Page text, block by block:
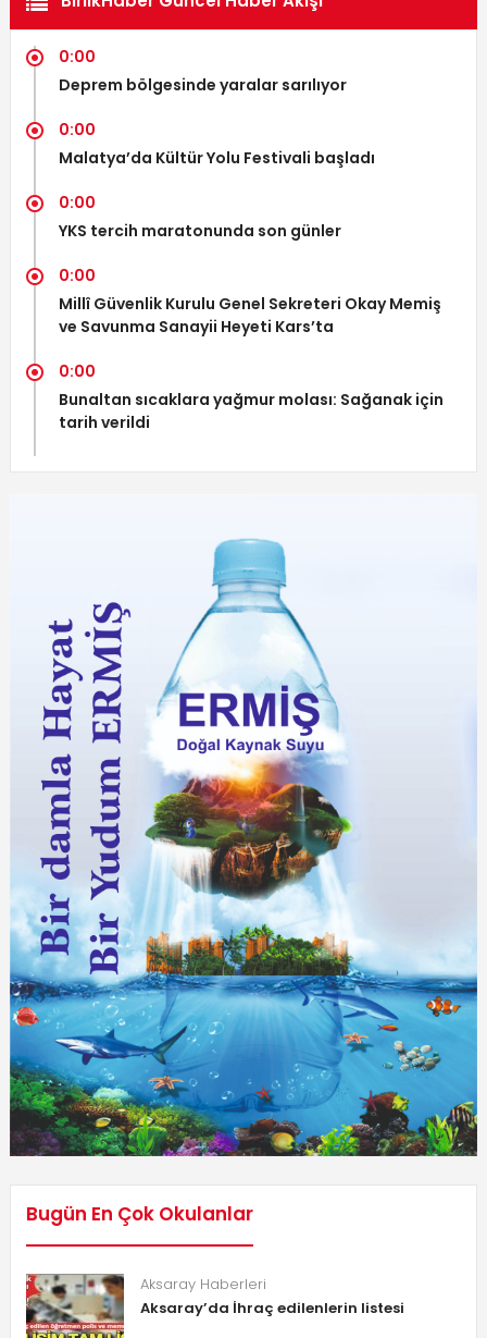
0:00
Deprem bölgesinde yaralar sarılıyor
0:00
Malatya’da Kültür Yolu Festivali başladı
0:00
YKS tercih maratonunda son günler
0:00
Millî Güvenlik Kurulu Genel Sekreteri Okay Memiş
ve Savunma Sanayii Heyeti Kars’ta
0:00
Bunaltan sıcaklara yağmur molası: Sağanak için
tarih verildi
Bugün En Çok Okulanlar
Aksaray Haberleri
Aksaray’da İhraç edilenlerin listesi